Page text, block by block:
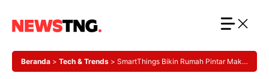
Beranda > Tech & Trends > SmartThings Bikin Rumah Pintar Makin